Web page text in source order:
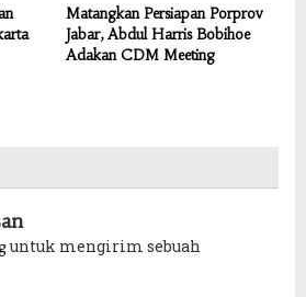
Matangkan Persiapan Porprov
Jabar, Abdul Harris Bobihoe
Adakan CDM Meeting
untuk mengirim sebuah